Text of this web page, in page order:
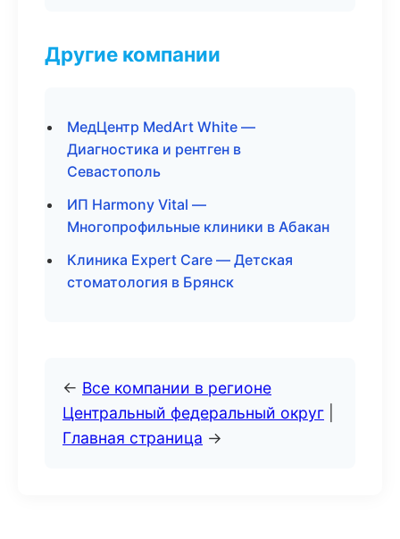
Другие компании
МедЦентр MedArt White —
Диагностика и рентген в
Севастополь
ИП Harmony Vital —
Многопрофильные клиники в Абакан
Клиника Expert Care — Детская
стоматология в Брянск
← Все компании в регионе
Центральный федеральный округ
Главная страница →